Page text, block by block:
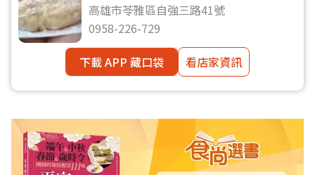
高雄市苓雅區自強三路41號
0958-226-729
下載 APP 藏口袋
看店家資訊